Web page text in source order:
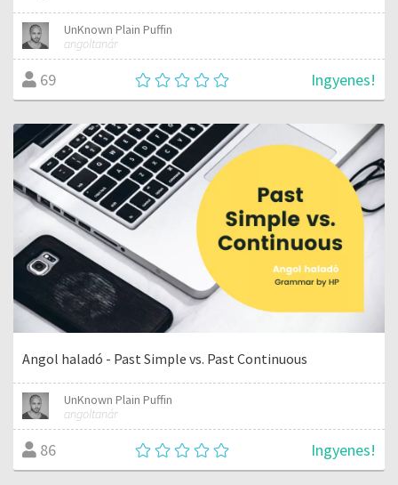
UnKnown Plain Puffin
angoltanár
69 Ingyenes!
Angol haladó - Past Simple vs. Past Continuous
UnKnown Plain Puffin
angoltanár
86 Ingyenes!